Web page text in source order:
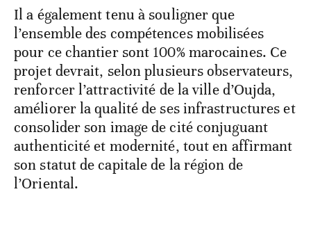
Il a également tenu à souligner que
l’ensemble des compétences mobilisées
pour ce chantier sont 100% marocaines. Ce
projet devrait, selon plusieurs observateurs,
renforcer l’attractivité de la ville d’Oujda,
améliorer la qualité de ses infrastructures et
consolider son image de cité conjuguant
authenticité et modernité, tout en affirmant
son statut de capitale de la région de
l’Oriental.